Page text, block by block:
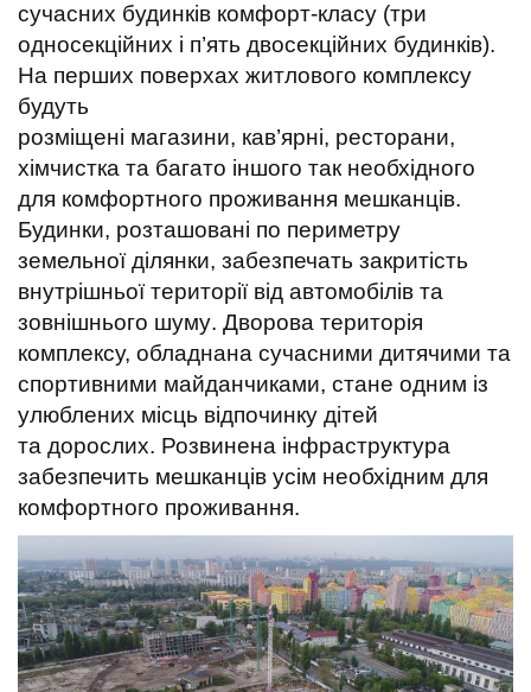
сучасних будинків комфорт-класу (три
односекційних і п’ять двосекційних будинків).
На перших поверхах житлового комплексу
будуть
розміщені магазини, кав’ярні, ресторани,
хімчистка та багато іншого так необхідного
для комфортного проживання мешканців.
Будинки, розташовані по периметру
земельної ділянки, забезпечать закритість
внутрішньої території від автомобілів та
зовнішнього шуму. Дворова територія
комплексу, обладнана сучасними дитячими та
спортивними майданчиками, стане одним із
улюблених місць відпочинку дітей
та дорослих. Розвинена інфраструктура
забезпечить мешканців усім необхідним для
комфортного проживання.